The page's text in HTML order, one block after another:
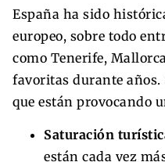
España ha sido
europeo, sobre todo
como Tenerife,
favoritas durante años.
que están provocando
Saturación
están cada vez